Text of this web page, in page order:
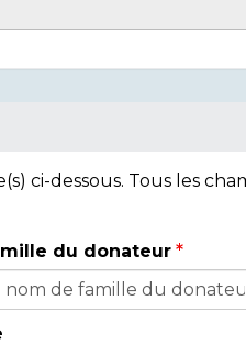
ci-dessous. Tous les
du donateur